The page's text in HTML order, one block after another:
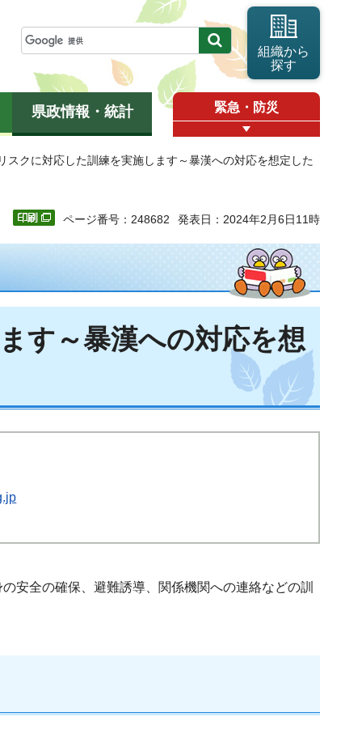
組織から
探す
県政情報・統計 緊急・防災
スクに対応した訓練を実施します～暴漢への対応を想定した
ページ番号：248682 発表日：2024年2月6日11時
す～暴漢への対応を想
安全の確保、避難誘導、関係機関への連絡などの訓